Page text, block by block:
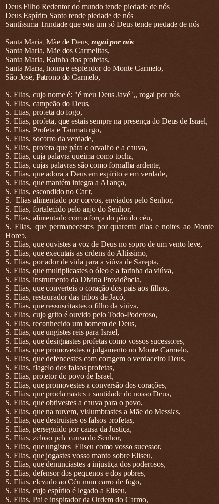
Deus Filho Redentor do mundo tende piedade de nós
Deus Espírito Santo tende piedade de nós
Santíssima Trindade que sois um só Deus tende piedade de nós
Santa Maria, Mãe de Deus, rogai por nós
Santa Maria, Mãe dos Carmelitas,
Santa Maria, Rainha dos profetas,
Santa Maria, honra e esplendor do Monte Carmelo,
São José, Patrono do Carmelo,
S. Elias, cujo nome é: "é meu Deus Javé",, rogai por nós
S. Elias, campeão do Deus,
S. Elias, profeta do fogo,
S. Elias, profeta, que estais sempre na presença do Deus de Israel,
S. Elias, Profeta e Taumaturgo,
S. Elias, socorro da verdade,
S. Elias, profeta que pára o orvalho e a chuva,
S. Elias, cuja palavra queima como tocha,
S. Elias, cujas palavras são como fornalha ardente,
S. Elias, que adora a Deus em espírito e em verdade,
S. Elias, que mantém integra a Aliança,
S. Elias, escondido no Carit,
S. Elias alimentado por corvos, enviados pelo Senhor,
S. Elias, fortalecido pelo anjo do Senhor,
S. Elias, alimentado com a força do pão do céu,
S. Elias, que permanecestes por quarenta dias e noites ao Monte
Horeb,
S. Elias, que ouvistes a voz de Deus no sopro de um vento leve,
S. Elias, que executais as ordens do Altíssimo,
S. Elias, portador de vida para a viúva de Sarepta,
S. Elias, que multiplicastes o óleo e a farinha da viúva,
S. Elias, instrumento da Divina Providência,
S. Elias, que converteis o coração dos pais aos filhos,
S. Elias, restaurador das tribos de Jacó,
S. Elias, que ressuscitastes o filho da viúva,
S. Elias, cujo grito é ouvido pelo Todo-Poderoso,
S. Elias, reconhecido um homem de Deus,
S. Elias, que ungistes reis para Israel,
S. Elias, que designastes profetas como vossos sucessores,
S. Elias, que promovestes o julgamento no Monte Carmelo,
S. Elias, que defendestes com coragem o verdadeiro Deus,
S. Elias, flagelo dos falsos profetas,
S. Elias, protetor do povo de Israel,
S. Elias, que promovestes a conversão dos corações,
S. Elias, que proclamastes a santidade do nosso Deus,
S. Elias, que obtivestes a chuva para o povo,
S. Elias, que na nuvem, vislumbrastes a Mãe do Messias,
S. Elias, que destruístes os falsos profetas,
S. Elias, perseguido por causa da Justiça,
S. Elias, zeloso pela causa do Senhor,
S. Elias, que ungistes Eliseu como vosso sucessor,
S. Elias, que jogastes vosso manto sobre Eliseu,
S. Elias, que denunciastes a injustiça dos poderosos,
S. Elias, defensor dos pequenos e dos pobres,
S. Elias, elevado ao Céu num carro de fogo,
S. Elias, cujo espírito é legado a Eliseu,
S. Elias, Pai e inspirador da Ordem do Carmo,